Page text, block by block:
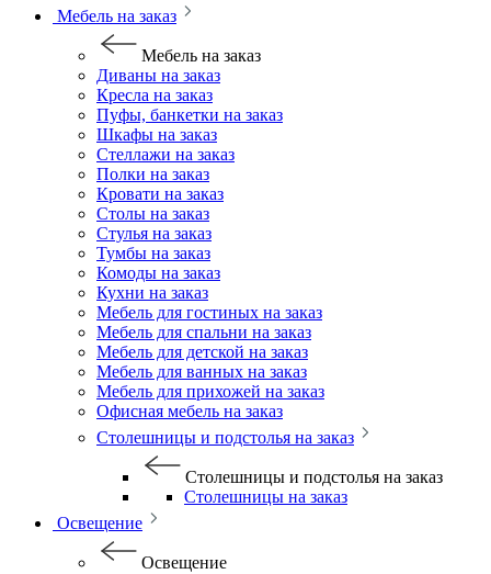
Мебель на заказ
Мебель на заказ
Диваны на заказ
Кресла на заказ
Пуфы, банкетки на заказ
Шкафы на заказ
Стеллажи на заказ
Полки на заказ
Кровати на заказ
Столы на заказ
Стулья на заказ
Тумбы на заказ
Комоды на заказ
Кухни на заказ
Мебель для гостиных на заказ
Мебель для спальни на заказ
Мебель для детской на заказ
Мебель для ванных на заказ
Мебель для прихожей на заказ
Офисная мебель на заказ
Столешницы и подстолья на заказ
Столешницы и подстолья на заказ
Столешницы на заказ
Освещение
Освещение